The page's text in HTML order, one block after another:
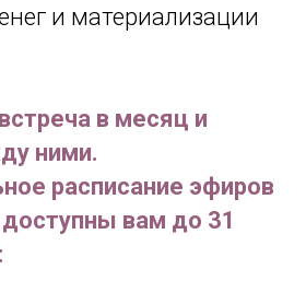
и материализации
в месяц и
ними.
расписание эфиров
доступны вам до 31